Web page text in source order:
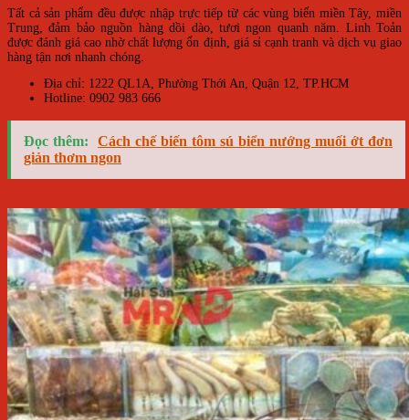
Tất cả sản phẩm đều được nhập trực tiếp từ các vùng biển miền Tây, miền
Trung, đảm bảo nguồn hàng dồi dào, tươi ngon quanh năm. Linh Toản
được đánh giá cao nhờ chất lượng ổn định, giá sỉ cạnh tranh và dịch vụ giao
hàng tận nơi nhanh chóng.
Địa chỉ: 1222 QL1A, Phường Thới An, Quận 12, TP.HCM
Hotline: 0902 983 666
Đọc thêm:
Cách chế biến tôm sú biển nướng muối ớt đơn
giản thơm ngon